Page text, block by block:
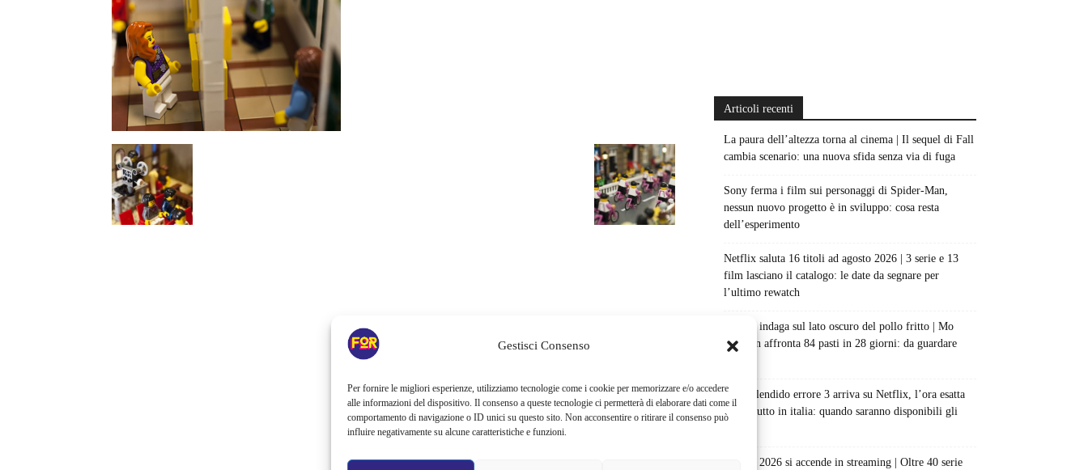
Gestisci Consenso
Per fornire le migliori esperienze, utilizziamo tecnologie come i cookie per memorizzare e/o accedere
alle informazioni del dispositivo. Il consenso a queste tecnologie ci permetterà di elaborare dati come il
comportamento di navigazione o ID unici su questo sito. Non acconsentire o ritirare il consenso può
influire negativamente su alcune caratteristiche e funzioni.
Articoli recenti
La paura dell’altezza torna al cinema | Il sequel di Fall
cambia scenario: una nuova sfida senza via di fuga
Sony ferma i film sui personaggi di Spider-Man,
nessun nuovo progetto è in sviluppo: cosa resta
dell’esperimento
Netflix saluta 16 titoli ad agosto 2026 | 3 serie e 13
film lasciano il catalogo: le date da segnare per
l’ultimo rewatch
Netflix indaga sul lato oscuro del pollo fritto | Mo
Gilligan affronta 84 pasti in 28 giorni: da guardare
Uno splendido errore 3 arriva su Netflix, l’ora esatta
del debutto in italia: quando saranno disponibili gli
Agosto 2026 si accende in streaming | Oltre 40 serie